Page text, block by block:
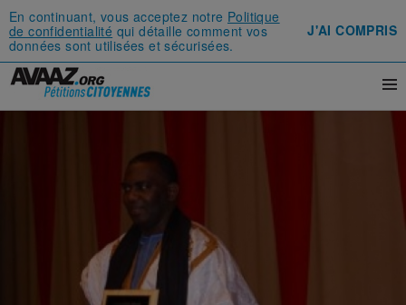
En continuant, vous acceptez notre Politique
de confidentialité qui détaille comment vos
données sont utilisées et sécurisées.
J'AI COMPRIS